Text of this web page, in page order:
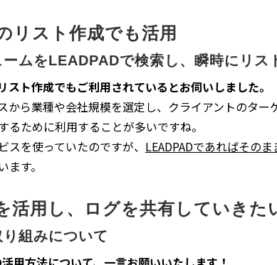
リスト作成でも活用
ムをLEADPADで検索し、瞬時にリス
スト作成でもご利用されているとお伺いしました。
から業種や会社規模を選定し、クライアントのタ
るために利用することが多いですね。
を使っていたのですが、 LEADPADであればその
す。
活用し、ログを共有していきた
組みについて